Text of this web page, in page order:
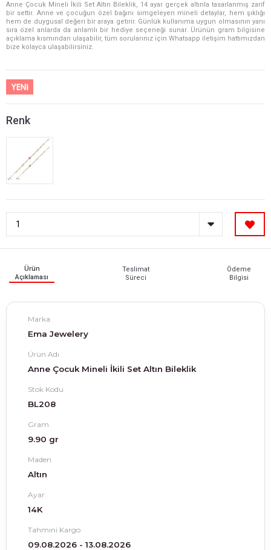
Anne Çocuk Mineli İkili Set Altın Bileklik, 14 ayar gerçek altınla tasarlanmış zarif
bir settir. Anne ve çocuğun özel bağını simgeleyen mineli detaylar, hem şıklığı
hem de duygusal değeri bir araya getirir. Günlük kullanıma uygun olmasının yanı
sıra özel anlarda da anlamlı bir hediye seçeneği sunar. Ürünün gram bilgisine
açıklama kısmından ulaşabilir, tüm sorularınız için Whatsapp iletişim hattımızdan
bize kolayca ulaşabilirsiniz.
Renk
Ürün
Açıklaması
Teslimat
Süreci
Ödeme
Bilgisi
Marka
Ema Jewelery
Ürün Adı
Anne Çocuk Mineli İkili Set Altın Bileklik
Stok Kodu
BL208
Gram
9.90 gr
Maden
Altın
Ayar
14K
Tahmini Kargo
09.08.2026 - 13.08.2026